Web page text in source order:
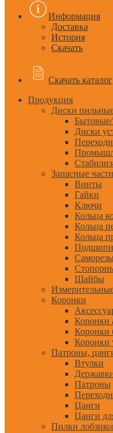
Информация
Доставка
История
Скачать
Скачать каталог
Продукция
Диски
Бытовые/
Диски
Запасные части
Винты
Гайки
Ключи
Кольца
Кольца
Кольца
Шайбы
Коронки
Коронки
Коронки
Коронки
Патроны,
Втулки
Патроны
Цанги
Цанги
Пилки